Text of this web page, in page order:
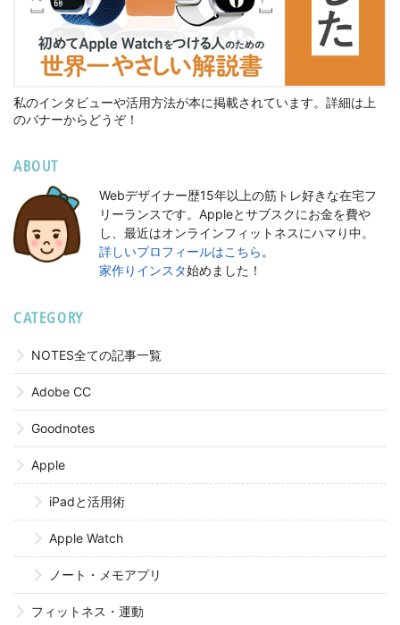
私のインタビューや活用方法が本に掲載されています。詳細は上
のバナーからどうぞ！
ABOUT
Webデザイナー歴15年以上の筋トレ好きな在宅フ
リーランスです。Appleとサブスクにお金を費や
し、最近はオンラインフィットネスにハマり中。
詳しいプロフィールはこちら 。
家作りインスタ始めました！
CATEGORY
NOTES全ての記事一覧
Adobe CC
Goodnotes
Apple
iPadと活用術
Apple Watch
ノート・メモアプリ
フィットネス・運動